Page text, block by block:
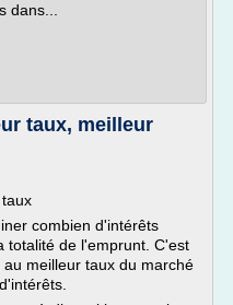
dans...
taux, meilleur
combien d'intérêts
totalité de l'emprunt. C'est
meilleur taux du marché